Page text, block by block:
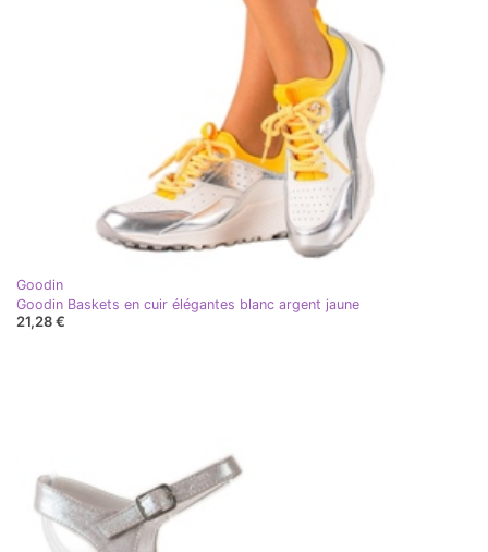
Goodin
Goodin Baskets en cuir élégantes blanc argent jaune
21,28 €